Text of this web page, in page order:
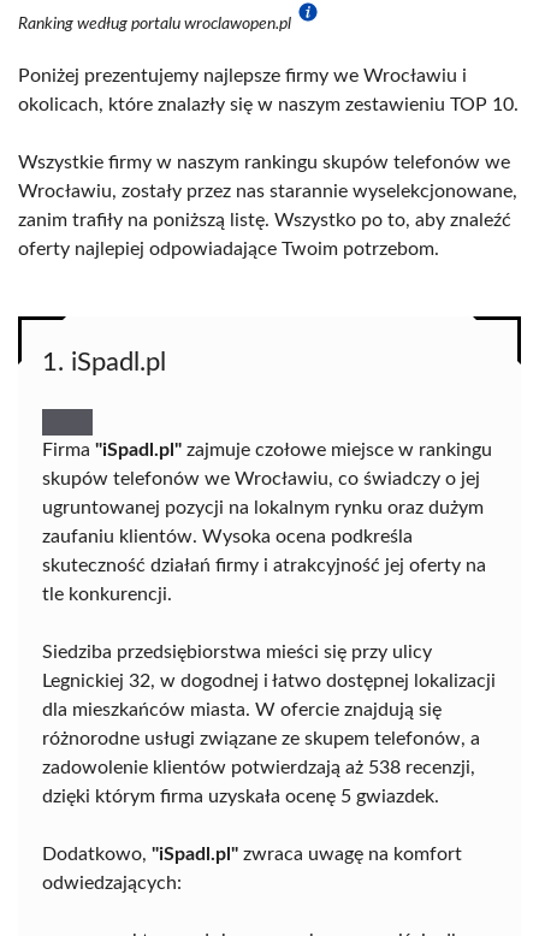
Ranking według portalu wroclawopen.pl
Poniżej prezentujemy najlepsze firmy we Wrocławiu i
okolicach, które znalazły się w naszym zestawieniu TOP 10.
Wszystkie firmy w naszym rankingu skupów telefonów we
Wrocławiu, zostały przez nas starannie wyselekcjonowane,
zanim trafiły na poniższą listę. Wszystko po to, aby znaleźć
oferty najlepiej odpowiadające Twoim potrzebom.
1. iSpadl.pl
Firma "iSpadl.pl" zajmuje czołowe miejsce w rankingu
skupów telefonów we Wrocławiu, co świadczy o jej
ugruntowanej pozycji na lokalnym rynku oraz dużym
zaufaniu klientów. Wysoka ocena podkreśla
skuteczność działań firmy i atrakcyjność jej oferty na
tle konkurencji.
Siedziba przedsiębiorstwa mieści się przy ulicy
Legnickiej 32, w dogodnej i łatwo dostępnej lokalizacji
dla mieszkańców miasta. W ofercie znajdują się
różnorodne usługi związane ze skupem telefonów, a
zadowolenie klientów potwierdzają aż 538 recenzji,
dzięki którym firma uzyskała ocenę 5 gwiazdek.
Dodatkowo, "iSpadl.pl" zwraca uwagę na komfort
odwiedzających: